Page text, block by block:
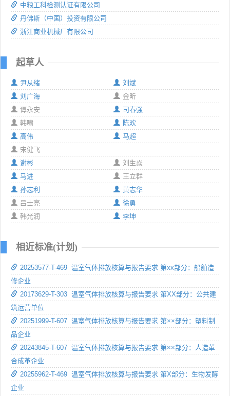
中粮工科检测认证有限公司
丹佛斯（中国）投资有限公司
浙江商业机械厂有限公司
起草人
尹从绪
刘斌
刘广海
金昕
谭永安
司春强
韩啸
陈欢
高伟
马超
宋健飞
谢彬
刘生焱
马进
王立群
孙志利
黄志华
吕士亮
徐勇
韩光润
李坤
相近标准(计划)
20253577-T-469 温室气体排放核算与报告要求 第xx部分：船舶造
修企业
20173629-T-303 温室气体排放核算与报告要求 第XX部分：公共建
筑运营单位
20251999-T-607 温室气体排放核算与报告要求 第××部分：塑料制
品企业
20243845-T-607 温室气体排放核算与报告要求 第××部分：人造革
合成革企业
20255962-T-469 温室气体排放核算与报告要求 第X部分：生物发酵
企业